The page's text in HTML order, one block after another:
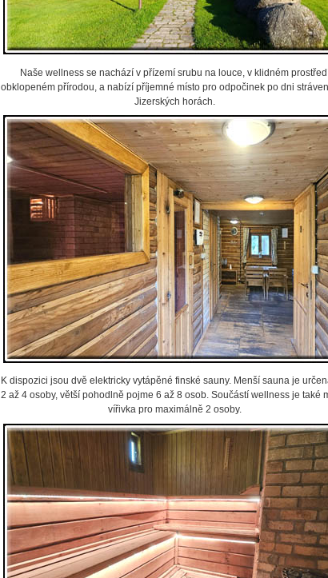
Naše wellness se nachází v přízemí srubu na louce, v klidném
obklopeném přírodou, a nabízí příjemné místo pro odpočinek po dni
Jizerských horách.
K dispozici jsou dvě elektricky vytápěné finské sauny. Menší sauna je
2 až 4 osoby, větší pohodlně pojme 6 až 8 osob. Součástí wellness je také
vířivka pro maximálně 2 osoby.